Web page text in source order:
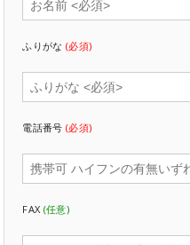
ふりがな(必須)
電話番号(必須)
FAX (任意)